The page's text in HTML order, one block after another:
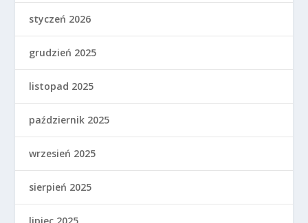
styczeń 2026
grudzień 2025
listopad 2025
październik 2025
wrzesień 2025
sierpień 2025